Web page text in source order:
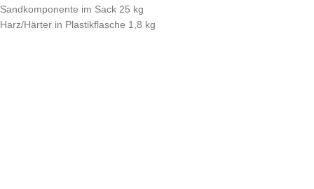
Sandkomponente im Sack 25 kg
Harz/Härter in Plastikflasche 1,8 kg